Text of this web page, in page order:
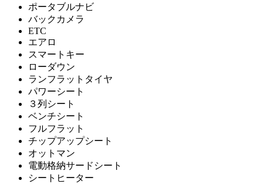
ポータブルナビ
バックカメラ
ETC
エアロ
スマートキー
ローダウン
ランフラットタイヤ
パワーシート
３列シート
ベンチシート
フルフラット
チップアップシート
オットマン
電動格納サードシート
シートヒーター